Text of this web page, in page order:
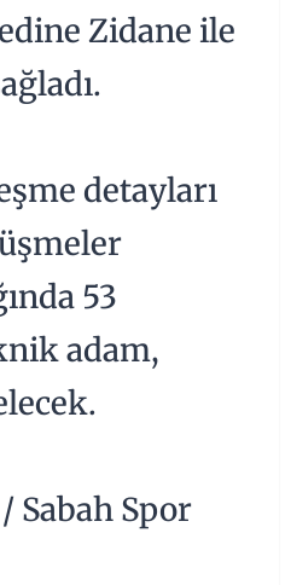
Zidane ile
detayları
53
adam,
Sabah Spor